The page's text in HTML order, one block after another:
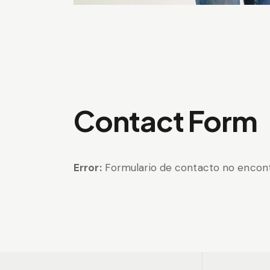
Contact Form
Error:Formulario de contacto no